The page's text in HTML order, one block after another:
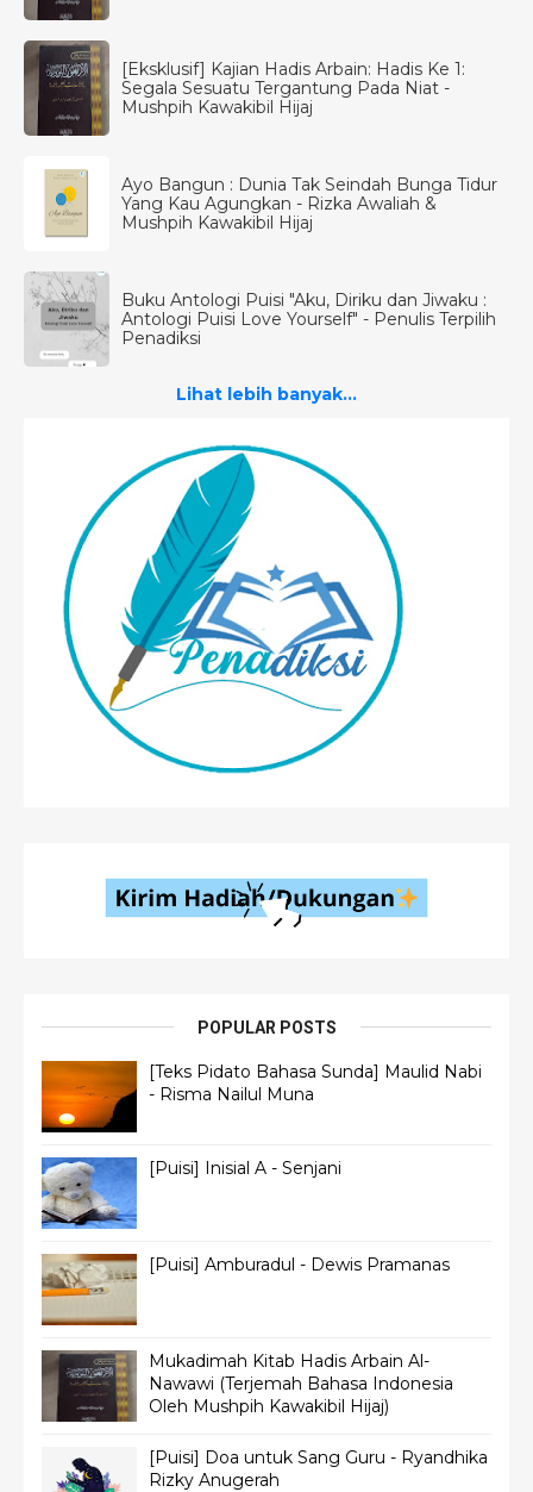
[Eksklusif] Kajian Hadis Arbain: Hadis Ke 1:
Segala Sesuatu Tergantung Pada Niat -
Mushpih Kawakibil Hijaj
Ayo Bangun : Dunia Tak Seindah Bunga Tidur
Yang Kau Agungkan - Rizka Awaliah &
Mushpih Kawakibil Hijaj
Buku Antologi Puisi "Aku, Diriku dan Jiwaku :
Antologi Puisi Love Yourself" - Penulis Terpilih
Penadiksi
Lihat lebih banyak...
POPULAR POSTS
[Teks Pidato Bahasa Sunda] Maulid Nabi
- Risma Nailul Muna
[Puisi] Inisial A - Senjani
[Puisi] Amburadul - Dewis Pramanas
Mukadimah Kitab Hadis Arbain Al-
Nawawi (Terjemah Bahasa Indonesia
Oleh Mushpih Kawakibil Hijaj)
[Puisi] Doa untuk Sang Guru - Ryandhika
Rizky Anugerah